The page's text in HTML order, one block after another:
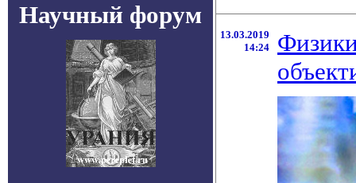
Научный форум
13.03.2019
14:24